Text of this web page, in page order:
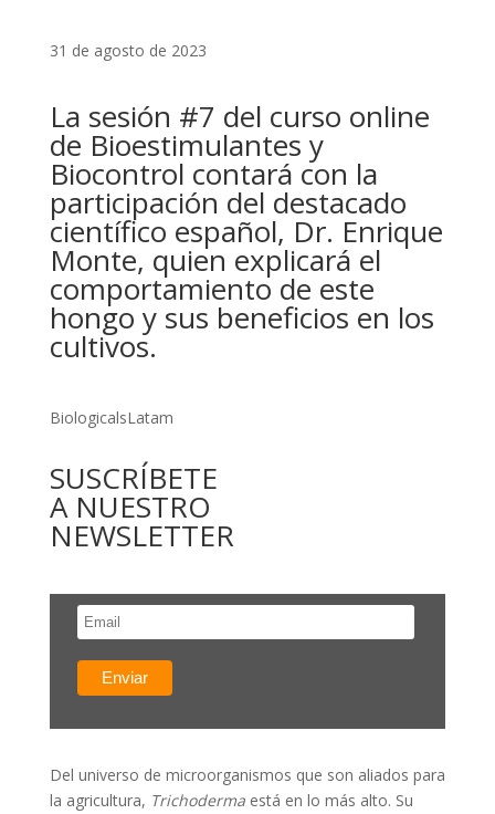
31 de agosto de 2023
La sesión #7 del curso online
de Bioestimulantes y
Biocontrol contará con la
participación del destacado
científico español, Dr. Enrique
Monte, quien explicará el
comportamiento de este
hongo y sus beneficios en los
cultivos.
BiologicalsLatam
SUSCRÍBETE
A NUESTRO
NEWSLETTER
Del universo de microorganismos que son aliados para
la agricultura, Trichodermaestá en lo más alto. Su